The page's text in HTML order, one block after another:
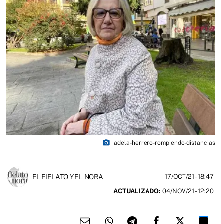
photo_camera adela-herrero-rompiendo-distancias
EL FIELATO Y EL NORA 17/OCT/21- 18:47
ACTUALIZADO: 04/NOV/21 - 12:20